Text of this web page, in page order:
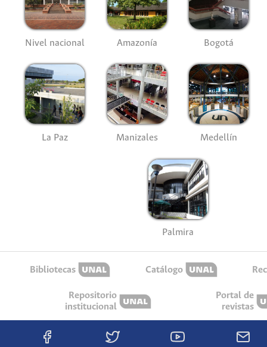
Nivel nacional Amazonía Bogotá
La Paz Manizales Medellín
Palmira
Bibliotecas Catálogo
Repositorio
institucional
Portal de
revistas